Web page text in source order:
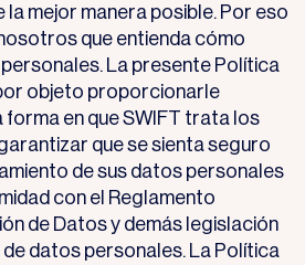
mejor manera posible. Por eso
que entienda cómo
La presente Política
objeto proporcionarle
en que SWIFT trata los
que se sienta seguro
de sus datos personales
con el Reglamento
de Datos y demás legislación
datos personales. La Política